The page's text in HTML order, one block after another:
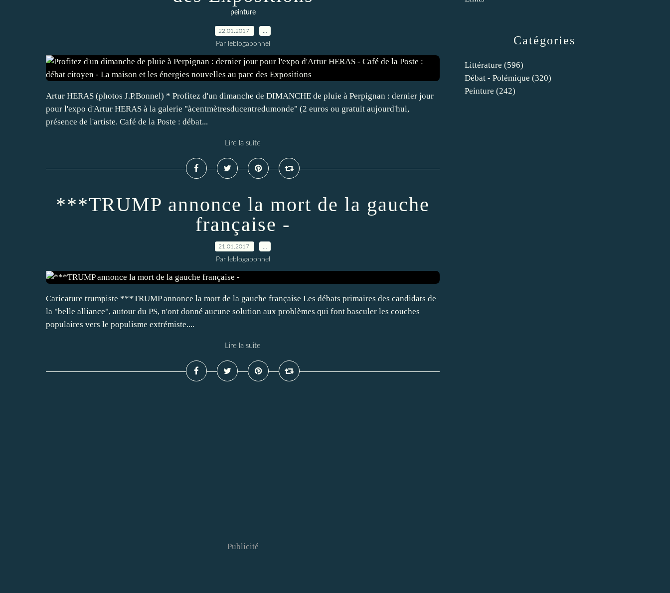
peinture
22.01.2017
Par leblogabonnel
Artur HERAS (photos J.P.Bonnel) * Profitez d'un dimanche de DIMANCHE de pluie à Perpignan : dernier jour
pour l'expo d'Artur HERAS à la galerie "àcentmètresducentredumonde" (2 euros ou gratuit aujourd'hui,
présence de l'artiste. Café de la Poste : débat...
Lire la suite
***TRUMP annonce la mort de la gauche
française -
21.01.2017
Par leblogabonnel
Caricature trumpiste ***TRUMP annonce la mort de la gauche française Les débats primaires des candidats de
la "belle alliance", autour du PS, n'ont donné aucune solution aux problèmes qui font basculer les couches
populaires vers le populisme extrémiste....
Lire la suite
Publicité
Catégories
Littérature (596)
Débat - Polémique (320)
Peinture (242)